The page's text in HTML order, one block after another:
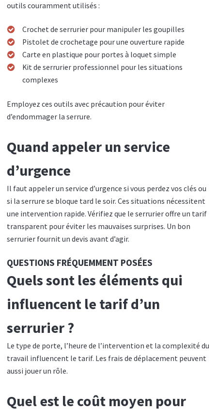
outils couramment utilisés :
Crochet de serrurier pour manipuler les goupilles
Pistolet de crochetage pour une ouverture rapide
Carte en plastique pour portes à loquet simple
Kit de serrurier professionnel pour les situations
complexes
Employez ces outils avec précaution pour éviter
d’endommager la serrure.
Quand appeler un service
d’urgence
Il faut appeler un service d’urgence si vous perdez vos clés ou
si la serrure se bloque tard le soir. Ces situations nécessitent
une intervention rapide. Vérifiez que le serrurier offre un tarif
transparent pour éviter les mauvaises surprises. Un bon
serrurier fournit un devis avant d’agir.
QUESTIONS FRÉQUEMMENT POSÉES
Quels sont les éléments qui
influencent le tarif d’un
serrurier ?
Le type de porte, l’heure de l’intervention et la complexité du
travail influencent le tarif. Les frais de déplacement peuvent
aussi jouer un rôle.
Quel est le coût moyen pour